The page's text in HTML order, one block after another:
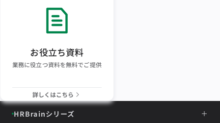
お役立ち資料
業務に役立つ資料を無料でご提供
詳しくはこちら
HRBrainシリーズ